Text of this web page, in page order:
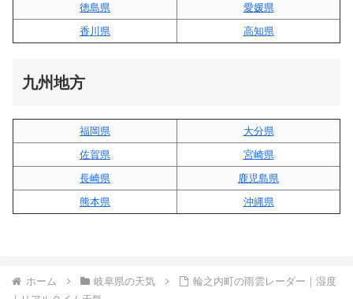
徳島県
愛媛県
香川県
高知県
九州地方
福岡県
大分県
佐賀県
宮崎県
長崎県
鹿児島県
熊本県
沖縄県
ホーム 岐阜県の天気
輪之内町の雨雲レーダー｜湿度